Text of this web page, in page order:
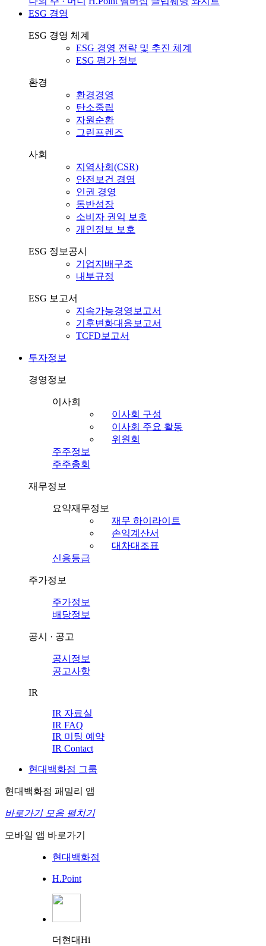
ESG 경영
ESG 경영 체계
ESG 경영 전략 및 추진 체계
ESG 평가 정보
환경
환경경영
탄소중립
자원순환
그린프렌즈
사회
지역사회(CSR)
안전보건 경영
인권 경영
동반성장
소비자 권익 보호
개인정보 보호
ESG 정보공시
기업지배구조
내부규정
ESG 보고서
지속가능경영보고서
기후변화대응보고서
TCFD보고서
투자정보
경영정보
이사회
이사회 구성
이사회 주요 활동
위원회
주주정보
주주총회
재무정보
요약재무정보
재무 하이라이트
손익계산서
대차대조표
신용등급
주가정보
주가정보
배당정보
공시 · 공고
공시정보
공고사항
IR
IR 자료실
IR FAQ
IR 미팅 예약
IR Contact
현대백화점 그룹
현대백화점 패밀리 앱
바로가기 모음 펼치기
모바일 앱 바로가기
현대백화점
H.Point
더현대Hi